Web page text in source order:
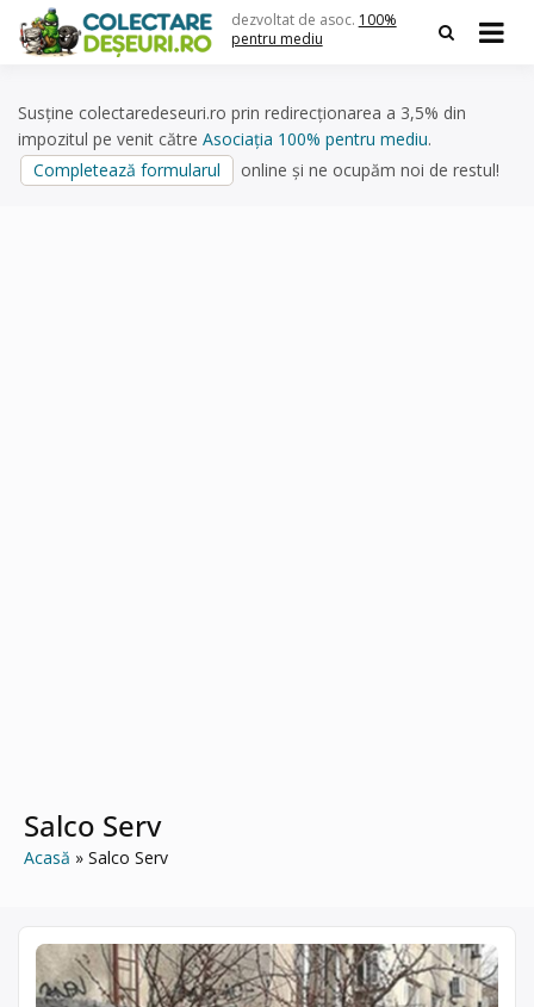
content
dezvoltat de asoc. 100%
pentru mediu
Susține colectaredeseuri.ro prin redirecționarea a 3,5% din
impozitul pe venit către Asociația 100% pentru mediu.
Completează formularul
online și ne ocupăm noi de restul!
Salco Serv
Acasă Salco Serv